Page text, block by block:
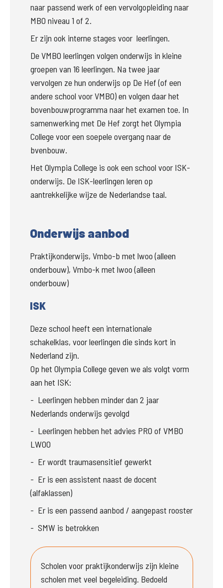
naar passend werk of een vervolgopleiding naar
MBO niveau 1 of 2.
Er zijn ook interne stages voor  leerlingen.
De VMBO leerlingen volgen onderwijs in kleine
groepen van 16 leerlingen. Na twee jaar
vervolgen ze hun onderwijs op De Hef (of een
andere school voor VMBO) en volgen daar het
bovenbouwprogramma naar het examen toe. In
samenwerking met De Hef zorgt het Olympia
College voor een soepele overgang naar de
bvenbouw.
Het Olympia College is ook een school voor ISK-
onderwijs. De ISK-leerlingen leren op
aantrekkelijke wijze de Nederlandse taal.
Onderwijs aanbod
Praktijkonderwijs, Vmbo-b met lwoo (alleen
onderbouw), Vmbo-k met lwoo (alleen
onderbouw)
ISK
Deze school heeft een internationale
schakelklas, voor leerlingen die sinds kort in
Nederland zijn.
Op het Olympia College geven we als volgt vorm
aan het ISK:
-  Leerlingen hebben minder dan 2 jaar
Nederlands onderwijs gevolgd
-  Leerlingen hebben het advies PRO of VMBO
LWOO
-  Er wordt traumasensitief gewerkt
-  Er is een assistent naast de docent
(alfaklassen)
-  Er is een passend aanbod / aangepast rooster
-  SMW is betrokken
Scholen voor praktijkonderwijs zijn kleine
scholen met veel begeleiding. Bedoeld